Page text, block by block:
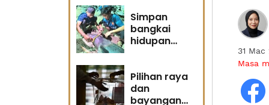
Simpan
bangkai
hidupan
Pilihan raya
dan
bayangan
31
Masa